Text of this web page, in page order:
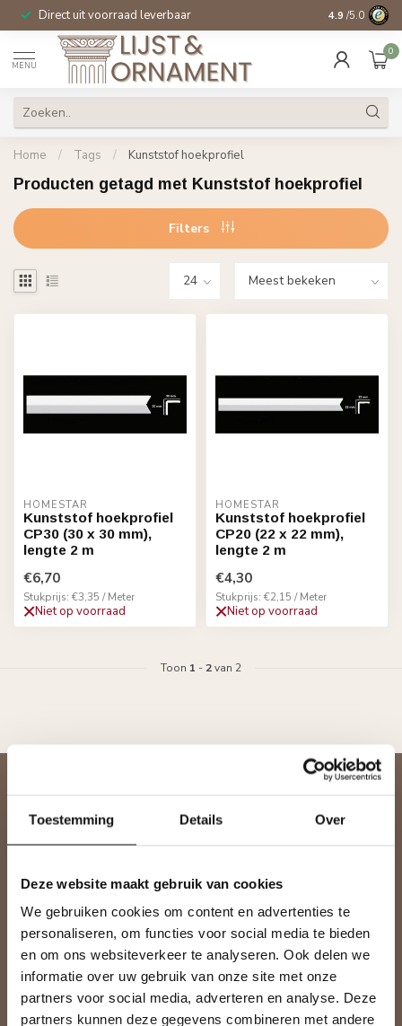
Toestemming Details Over
Deze website maakt gebruik van cookies
We gebruiken cookies om content en advertenties te
personaliseren, om functies voor social media te bieden
en om ons websiteverkeer te analyseren. Ook delen we
informatie over uw gebruik van onze site met onze
partners voor social media, adverteren en analyse. Deze
partners kunnen deze gegevens combineren met andere
Direct uit voorraad leverbaar 14 dagen
4.9 /5.0
MENU
0
Home / Tags / Kunststof hoekprofiel
Producten getagd met Kunststof hoekprofiel
Filters
HOMESTAR
Kunststof hoekprofiel
CP30 (30 x 30 mm),
lengte 2 m
€6,70
Stukprijs: €3,35 / Meter
Niet op voorraad
HOMESTAR
Kunststof hoekprofiel
CP20 (22 x 22 mm),
lengte 2 m
€4,30
Stukprijs: €2,15 / Meter
Niet op voorraad
Toon 1 - 2van 2
Meer informatie
Heeft u vragen over onze producten of uw aankoop? Bezoek dan
onze klantenservicepagina. Hier vindt u onze bedrijfsgegevens,
antwoorden op veelgestelde vragen en verschillende manieren
om contact met ons op te nemen.
Blijf op de hoogte over onze laatste acties